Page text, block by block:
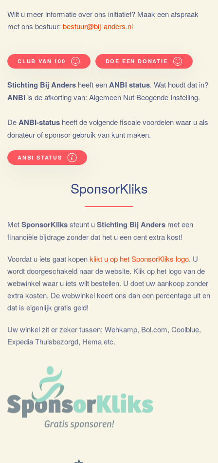
Wilt u meer informatie over ons initiatief? Maak een afspraak
met ons bestuur: bestuur@bij-anders.nl
CLUB VAN 100 DOE EEN DONATIE
Stichting Bij Anders heeft eenANBI status. Wat houdt dat in?
ANBI is de afkorting van: Algemeen Nut Beogende Instelling.
DeANBI-status heeft de volgende fiscale voordelen waar u als
donateur of sponsor gebruik van kunt maken.
ANBI STATUS
SponsorKliks
MetSponsorKlikssteunt uStichting Bij Anders met een
financiële bijdrage zonder dat het u een cent extra kost!
Voordat u iets gaat kopenklikt u op het SponsorKliks logo . U
wordt doorgeschakeld naar de website. Klik op het logo van de
webwinkel waar u iets wilt bestellen. U doet uw aankoop zonder
extra kosten. De webwinkel keert ons dan een percentage uit en
dat is eigenlijk gratis geld!
Uw winkel zit er zeker tussen: Wehkamp, Bol.com, Coolblue,
Expedia Thuisbezorgd, Hema etc.